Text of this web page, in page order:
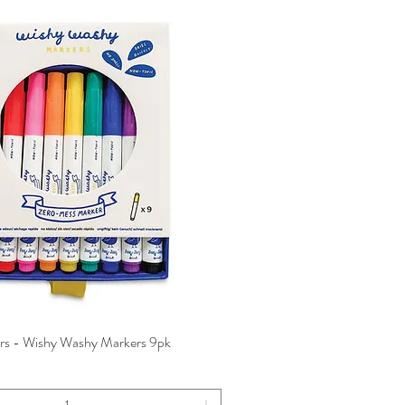
त्वरित दृश्य
- Wishy Washy Markers 9pk